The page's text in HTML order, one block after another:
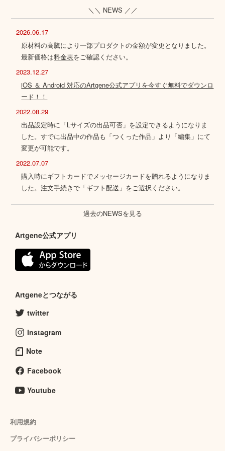
＼＼ NEWS ／／
2026.06.17
原材料の高騰により一部プロダクトの金額が変更となりました。
最新価格は料金表をご確認ください。
2023.12.27
iOS ＆ Android 対応のArtgene公式アプリを今すぐ無料でダウンロ
ード！！
2022.08.29
出品設定時に「Lサイズの出品可否」を設定できるようになりま
した。すでに出品中の作品も「つくった作品」より「編集」にて
変更が可能です。
2022.07.07
購入時にギフトカードでメッセージカードを贈れるようになりま
した。注文手続きで「ギフト配送」をご選択ください。
過去のNEWSを見る
Artgene公式アプリ
Artgeneとつながる
twitter
Instagram
Note
Facebook
Youtube
利用規約
プライバシーポリシー